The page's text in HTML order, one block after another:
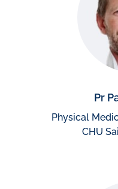
Pr
Physical
CHU